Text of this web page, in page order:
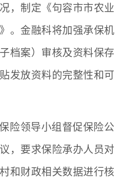
，制定《句容市市农业
。金融科将加强承保机
档案）审核及资料保存
发放资料的完整性和可
险领导小组督促保险公
，要求保险承办人员对
和财政相关数据进行核